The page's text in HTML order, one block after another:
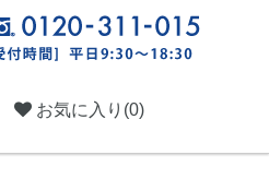
お気に入り (0)